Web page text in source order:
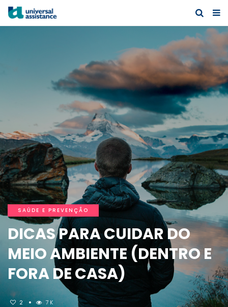
SAÚDE E PREVENÇÃO
DICAS PARA CUIDAR DO
MEIO AMBIENTE (DENTRO E
FORA DE CASA)
2 7K